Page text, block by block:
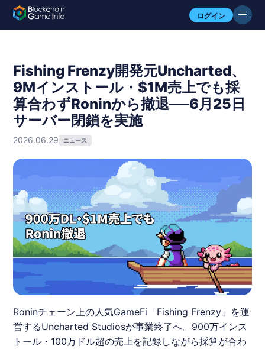
ログイン
Fishing Frenzy開発元Uncharted、
9Mインストール・$1M売上でも採
算合わずRoninから撤退──6月25日
サーバー閉鎖を実施
2026.06.29 ニュース
Roninチェーン上の人気GameFi「Fishing Frenzy」を運
営するUncharted Studiosが事業終了へ。900万インス
トール・100万ドル超の売上を記録しながら採算が合わ